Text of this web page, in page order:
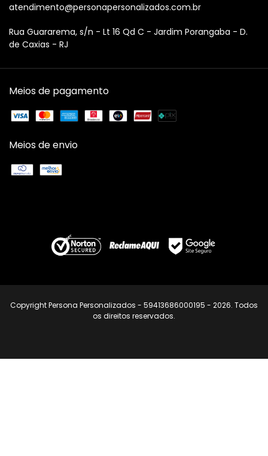
atendimento@personapersonalizados.com.br
Rua Guararema, s/n - Lt 16 Qd C - Jardim Porangaba - D.
de Caxias - RJ
Meios de pagamento
Meios de envio
Copyright Persona Personalizados - 59413686000195 - 2026. Todos
os direitos reservados.